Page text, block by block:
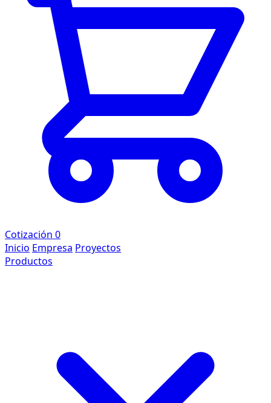
Cotización 0
Inicio Empresa Proyectos
Productos